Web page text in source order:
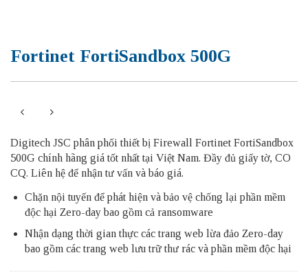
Fortinet FortiSandbox 500G
Digitech JSC phân phối thiết bị Firewall Fortinet FortiSandbox
500G chính hãng giá tốt nhất tại Việt Nam. Đầy đủ giấy tờ, CO
CQ. Liên hệ để nhận tư vấn và báo giá.
Chặn nội tuyến để phát hiện và bảo vệ chống lại phần mềm
độc hại Zero-day bao gồm cả ransomware
Nhận dạng thời gian thực các trang web lừa đảo Zero-day
bao gồm các trang web lưu trữ thư rác và phần mềm độc hại